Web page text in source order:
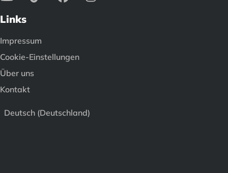
Links
Impressum
Cookie-Einstellungen
Über uns
Kontakt
Deutsch (Deutschland)